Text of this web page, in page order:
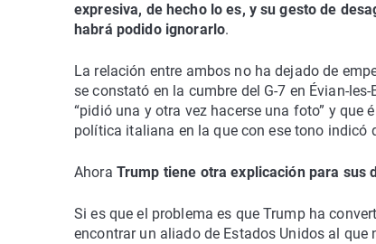
expresiva, de hecho lo es, y su gesto de
habrá podido ignorarlo.
La relación entre ambos no ha dejado de
se constató en la cumbre del G-7 en Évian-
“pidió una y otra vez hacerse una foto” y que
política italiana en la que con ese tono indicó
Ahora Trump tiene otra explicación para sus
Si es que el problema es que Trump ha
encontrar un aliado de Estados Unidos al